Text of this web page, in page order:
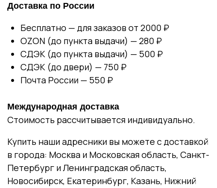
Доставка по России
Бесплатно — для заказов от 2000 ₽
OZON (до пункта выдачи) — 280 ₽
СДЭК (до пункта выдачи) — 500 ₽
СДЭК (до двери) — 750 ₽
Почта России — 550 ₽
Международная доставка
Стоимость рассчитывается индивидуально.
Купить наши адресники вы можете с доставкой
в города: Москва и Московская область, Санкт-
Петербург и Ленинградская область,
Новосибирск, Екатеринбург, Казань, Нижний